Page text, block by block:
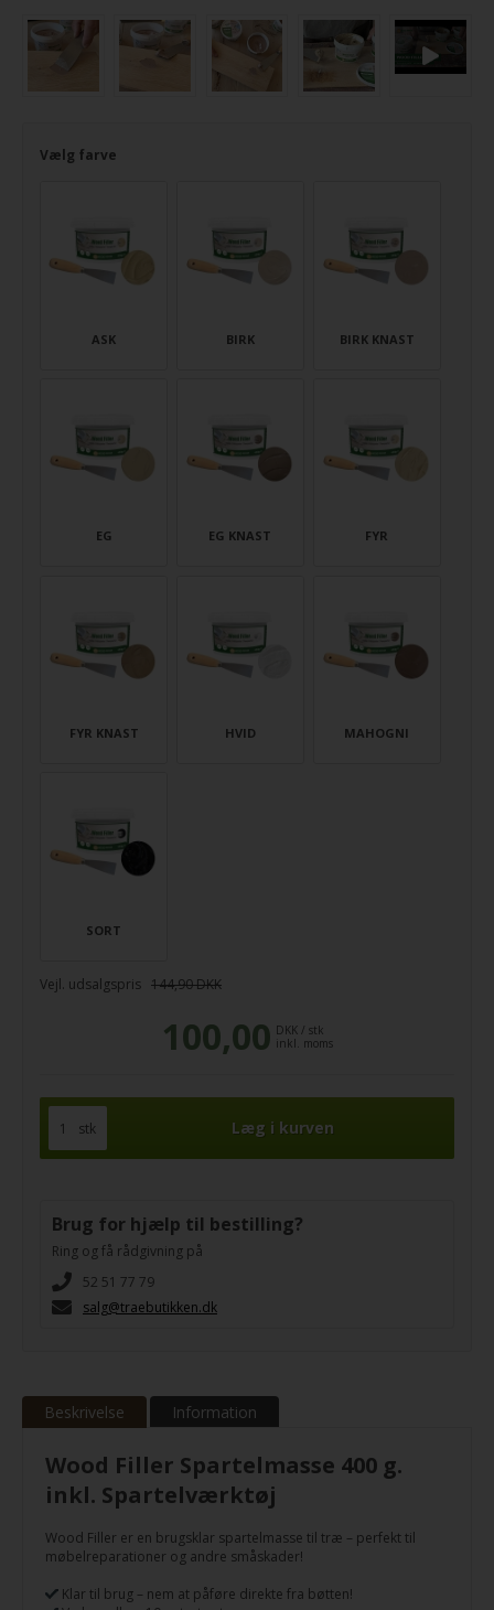
Vælg farve
ASK BIRK BIRK KNAST
EG EG KNAST FYR
FYR KNAST HVID MAHOGNI
SORT
Vejl. udsalgspris 144,90 DKK
100,00 DKK/ stk
inkl. moms
stk
Brug for hjælp til bestilling?
Ring og få rådgivning på
52 51 77 79
salg@traebutikken.dk
Beskrivelse Information
Wood Filler Spartelmasse 400 g.
inkl. Spartelværktøj
Wood Filler er en brugsklar spartelmasse til træ – perfekt til
møbelreparationer og andre småskader!
Klar til brug – nem at påføre direkte fra bøtten!